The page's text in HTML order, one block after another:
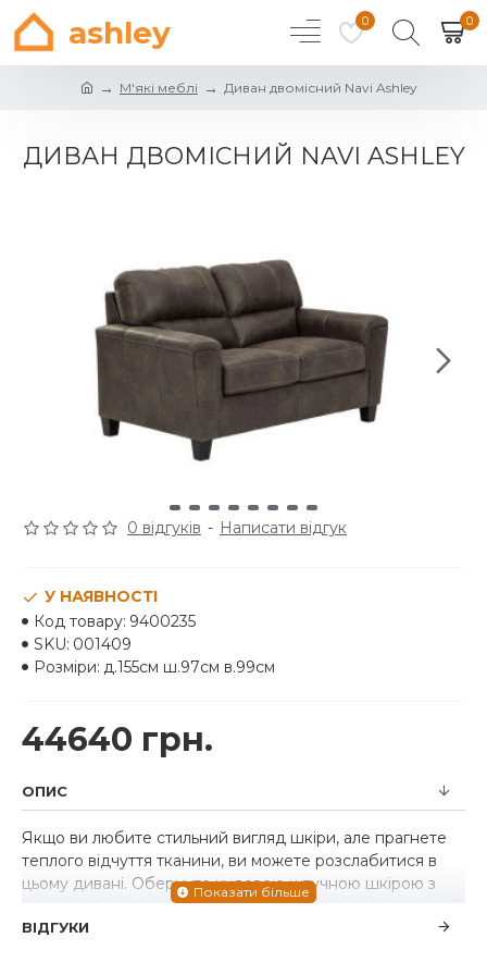
ashley 0 0
М'які меблі Диван двомісний Navi Ashley
ДИВАН ДВОМІСНИЙ NAVI ASHLEY
0 відгуків - Написати відгук
44640 грн.
У НАЯВНОСТІ
Код товару: 9400235
SKU: 001409
Розміри: д.155см ш.97см в.99см
ОПИС
Якщо ви любите стильний вигляд шкіри, але прагнете
теплого відчуття тканини, ви можете розслабитися в
цьому дивані. Обернуте чудовою штучною шкірою з
потертим відтінком і натяком на галькову текстуру, щоб
нагадувати справжню угоду, це однозначно сучасне
ВІДГУКИ